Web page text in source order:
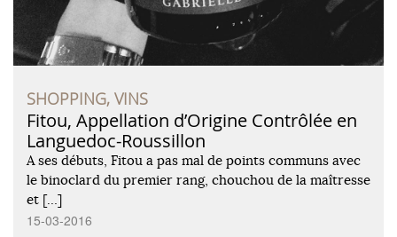
SHOPPING, VINS
Fitou, Appellation d’Origine Contrôlée en
Languedoc-Roussillon
A ses débuts, Fitou a pas mal de points communs avec
le binoclard du premier rang, chouchou de la maîtresse
et […]
15-03-2016